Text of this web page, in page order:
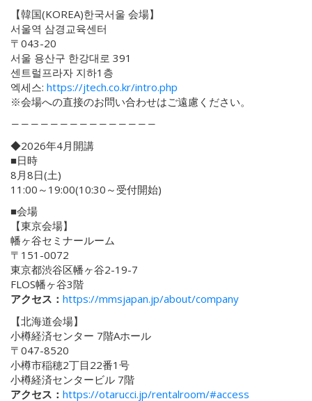
【韓国(KOREA)한국서울 会場】
서울역 삼경교육센터
〒043-20
서울 용산구 한강대로 391
센트럴프라자 지하1층
엑세스: https://jtech.co.kr/intro.php
※会場への直接のお問い合わせはご遠慮ください。
―――――――――――――――
◆2026年4月開講
■日時
8月8日(土)
11:00～19:00(10:30～受付開始)
■会場
【東京会場】
幡ヶ谷セミナールーム
〒151-0072
東京都渋谷区幡ヶ谷2-19-7
FLOS幡ヶ谷3階
アクセス： https://mmsjapan.jp/about/company
【北海道会場】
小樽経済センター 7階Aホール
〒047-8520
小樽市稲穂2丁目22番1号
小樽経済センタービル 7階
アクセス： https://otarucci.jp/rentalroom/#access